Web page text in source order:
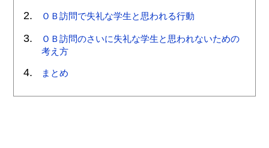
ＯＢ訪問で失礼な学生と思われる行動
ＯＢ訪問のさいに失礼な学生と思われないための
考え方
まとめ